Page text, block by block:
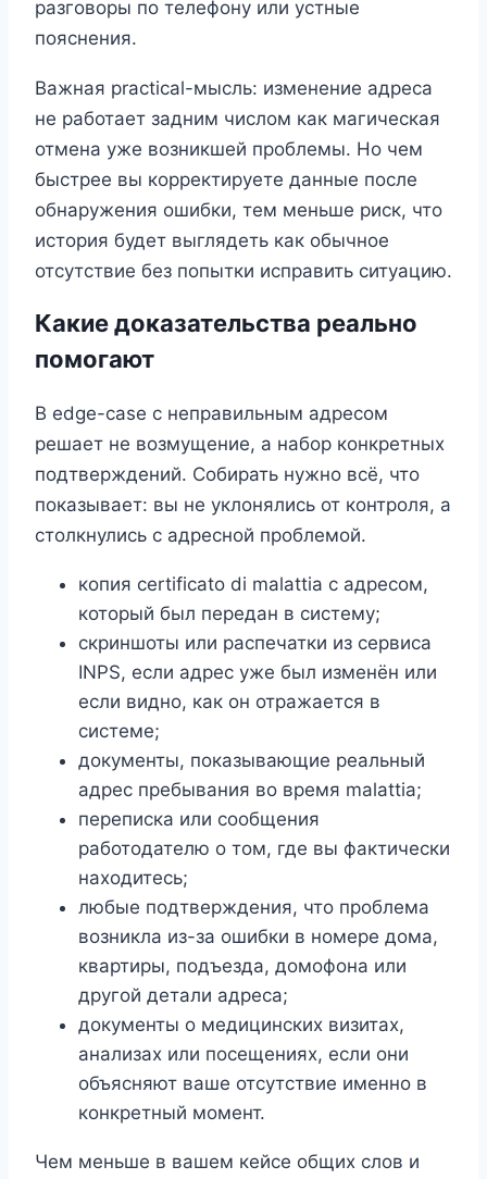
разговоры по телефону или устные
пояснения.
Важная practical-мысль: изменение адреса
не работает задним числом как магическая
отмена уже возникшей проблемы. Но чем
быстрее вы корректируете данные после
обнаружения ошибки, тем меньше риск, что
история будет выглядеть как обычное
отсутствие без попытки исправить ситуацию.
Какие доказательства реально
помогают
В edge-case с неправильным адресом
решает не возмущение, а набор конкретных
подтверждений. Собирать нужно всё, что
показывает: вы не уклонялись от контроля, а
столкнулись с адресной проблемой.
копия certificato di malattia с адресом,
который был передан в систему;
скриншоты или распечатки из сервиса
INPS, если адрес уже был изменён или
если видно, как он отражается в
системе;
документы, показывающие реальный
адрес пребывания во время malattia;
переписка или сообщения
работодателю о том, где вы фактически
находитесь;
любые подтверждения, что проблема
возникла из-за ошибки в номере дома,
квартиры, подъезда, домофона или
другой детали адреса;
документы о медицинских визитах,
анализах или посещениях, если они
объясняют ваше отсутствие именно в
конкретный момент.
Чем меньше в вашем кейсе общих слов и